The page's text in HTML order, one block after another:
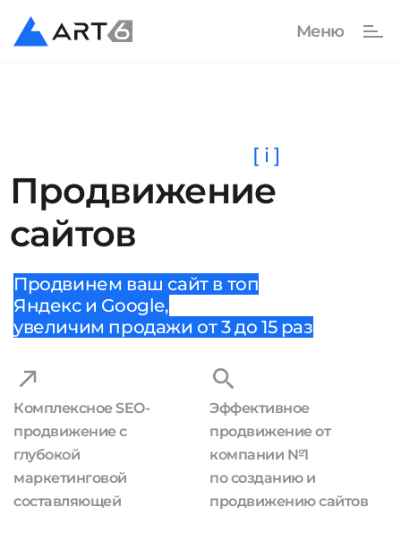
Продвижение
сайтов
[ i ]
Продвинем ваш сайт в топ
Яндекс и Google,
увеличим продажи от 3 до 15 раз
Комплексное SEO-
продвижение с
глубокой
маркетинговой
составляющей
Эффективное
продвижение от
компании №1
по созданию и
продвижению сайтов